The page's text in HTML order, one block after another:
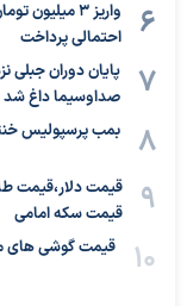
واریز ۳
احتمالی پرداخت
پایان دوران جبلی
صداوسیما داغ شد
بمب پرسپولیس
قیمت سکه امامی
قیمت گوشی های